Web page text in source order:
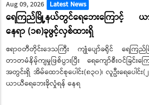
Aug 09, 2026 Latest News
ရေကြည်မြို့နယ်တွင်ရေဘေးကြောင့် ယ
နေရာ (၁၈)ခုဖွင့်လှစ်ထားရှိ
ဧရာဝတီတိုင်းဒေသကြီး ကျုံပျော်ခရိုင် ရေက
တာတမံနိမ့်ကျမှုဖြစ်ပွားပြီး ရေကျော်စီးဝင်ခြင်
အတွင်းရှိ အိမ်ထောင်စုပေါင်း(၈၃၀)၊ လူဦးရေပေါင်း(
ယာယီရေဘေးခိုလှုံရန် နေရ